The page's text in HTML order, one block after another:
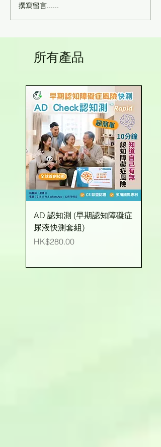
有機無麩質低糖低鹽兒童
意粉-糙米蕎麥苔麩莧籽.可
撰寫留言......
所有產品
AD 認知測 (早期認知障礙症
尿液快測套組)
價格
HK$280.00